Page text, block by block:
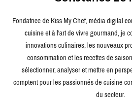
Fondatrice de Kiss My Chef, média digital
cuisine et à l'art de vivre gourmand, je
innovations culinaires, les nouveaux
consommation et les recettes de
sélectionner, analyser et mettre en
comptent pour les passionnés de cuisine
du secteur.